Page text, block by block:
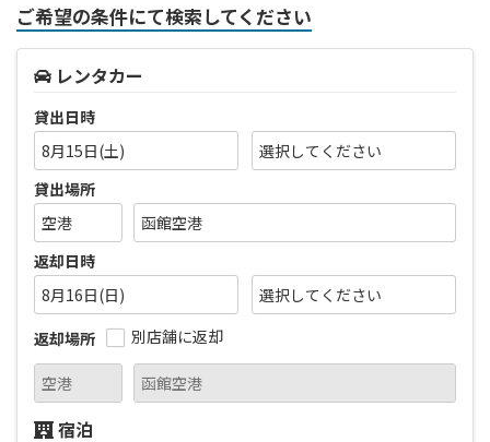
ご希望の条件にて検索してください
レンタカー
貸出日時
8月15日(土)
貸出場所
返却日時
8月16日(日)
返却場所
別店舗に返却
宿泊